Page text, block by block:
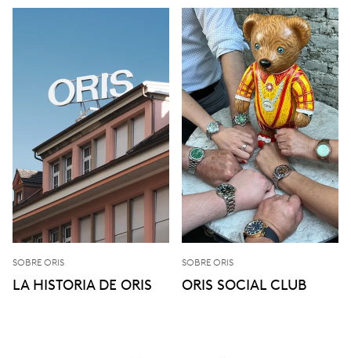
SOBRE ORIS
LA HISTORIA DE ORIS
SOBRE ORIS
ORIS SOCIAL CLUB